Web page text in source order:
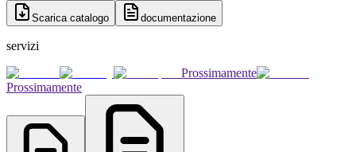
Scarica catalogo documentazione
servizi
Prossimamente
Prossimamente